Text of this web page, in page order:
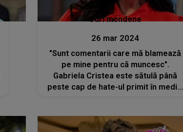
Stiri mondene
26 mar 2024
"Sunt comentarii care mă blamează
pe mine pentru că muncesc".
Gabriela Cristea este sătulă până
peste cap de hate-ul primit în mediul